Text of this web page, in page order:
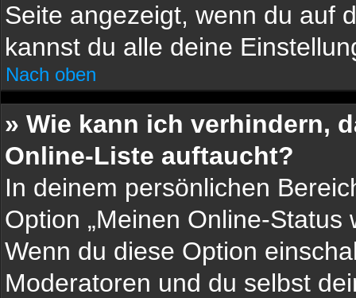
Seite angezeigt, wenn du auf
kannst du alle deine
Nach oben
» Wie kann ich verhindern,
Online-Liste auftaucht?
In deinem persönlichen
Option „Meinen Online-
Wenn du diese Option
Moderatoren und du selbst